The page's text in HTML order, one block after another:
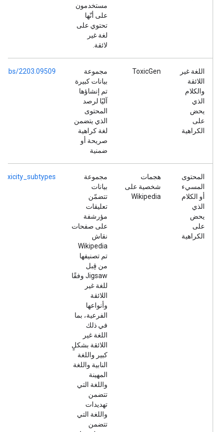
مستخدمون
على أنّها
تحتوي على
لغة غير
لائقة.
اللغة غير
اللائقة
والكلام
الذي
يحض
على
الكراهية
ToxicGen
مجموعة
بيانات كبيرة
تم إنشاؤها
آليًا لرصد
المحتوى
الذي يتضمن
لغة كراهية
صريحة أو
ضمنية
abs/2203.09509
المحتوى
المسيء
أو الكلام
الذي
يحض
على
الكراهية
هجمات
شخصية على
Wikipedia
مجموعة
بيانات
تتضمّن
تعليقات
مؤرشفة
على صفحات
نقاش
Wikipedia
تم تصنيفها
من قِبل
Jigsaw وفقًا
للغة غير
اللائقة
وأنواعها
الفرعية، بما
في ذلك
اللغة غير
اللائقة بشكلٍ
كبير واللغة
النابية واللغة
المهينة
واللغة التي
تتضمن
تهديدات
واللغة التي
تتضمن